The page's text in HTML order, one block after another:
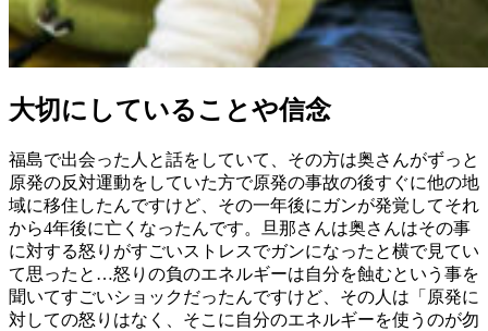
大切にしていることや信念
福島で出会った人と話をしていて、その方は奥さんがずっと
原発の反対運動をしていた方で原発の事故の後すぐに他の地
域に移住したんですけど、その一年後にガンが発覚してそれ
から4年後に亡くなったんです。旦那さんは奥さんはその事
に対する怒りがすごいストレスでガンになったと横で見てい
て思ったと…怒りの負のエネルギーは自分を蝕むという事を
聞いてすごいショックだったんですけど、その人は「原発に
対しての怒りはなく、そこに自分のエネルギーを使うのが勿